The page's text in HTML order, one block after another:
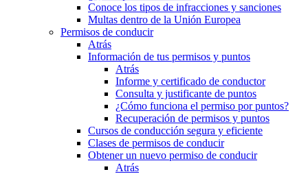
Conoce los tipos de infracciones y sanciones
Multas dentro de la Unión Europea
Permisos de conducir
Atrás
Información de tus permisos y puntos
Atrás
Informe y certificado de conductor
Consulta y justificante de puntos
¿Cómo funciona el permiso por puntos?
Recuperación de permisos y puntos
Cursos de conducción segura y eficiente
Clases de permisos de conducir
Obtener un nuevo permiso de conducir
Atrás